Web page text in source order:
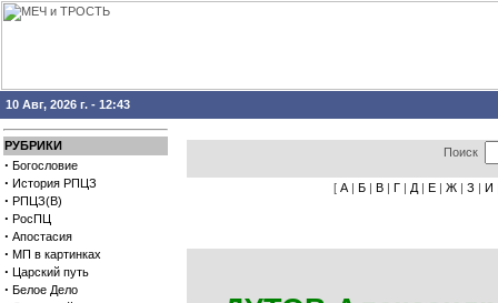
10 Авг, 2026 г. - 12:43
РУБРИКИ
· Богословие
· История РПЦЗ
· РПЦЗ(В)
· РосПЦ
· Апостасия
· МП в картинках
· Царский путь
· Белое Дело
Поиск
[ А | Б | В | Г | Д | Е | Ж | З | И